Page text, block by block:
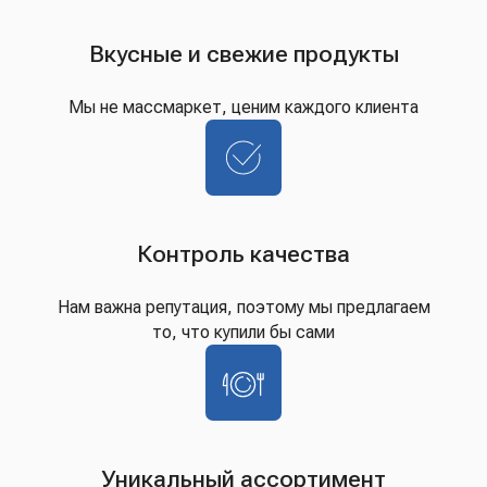
Вкусные и свежие продукты
Мы не массмаркет, ценим каждого клиента
Контроль качества
Нам важна репутация, поэтому мы предлагаем
то, что купили бы сами
Уникальный ассортимент